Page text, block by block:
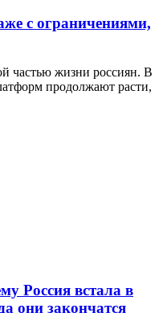
с ограничениями,
частью жизни россиян. В
продолжают расти,
Россия встала в
они закончатся